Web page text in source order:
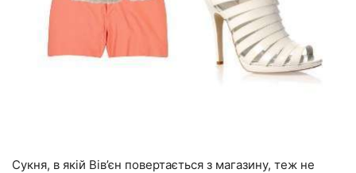
Сукня, в якій Вів’єн повертається з магазину, теж не